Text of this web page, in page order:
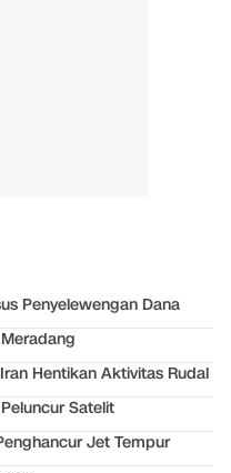
Penyelewengan Dana
Hentikan Aktivitas Rudal
Satelit
Jet Tempur